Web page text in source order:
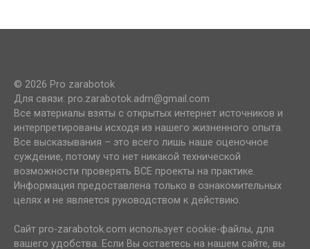
© 2026 Pro zarabotok
Для связи: pro.zarabotok.adm@gmail.com
Все материалы взяты с открытых интернет источников и
интерпретированы исходя из нашего жизненного опыта.
Все высказывания – это всего лишь наше оценочное
суждение, потому что нет никакой технической
возможности проверять ВСЕ проекты на практике.
Информация предоставлена только в ознакомительных
целях и не является руководством к действию.
Сайт pro-zarabotok.com использует cookie-файлы, для
вашего удобства. Если Вы остаетесь на нашем сайте, вы